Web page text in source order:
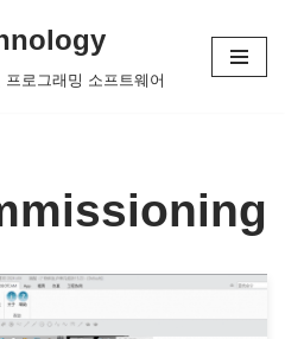
로그래밍 소프트웨어